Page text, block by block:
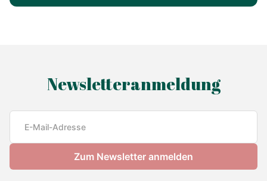
Alter
Puzzle für Erwachsene (500 bis
8721017604440
Newsletteranmeldung